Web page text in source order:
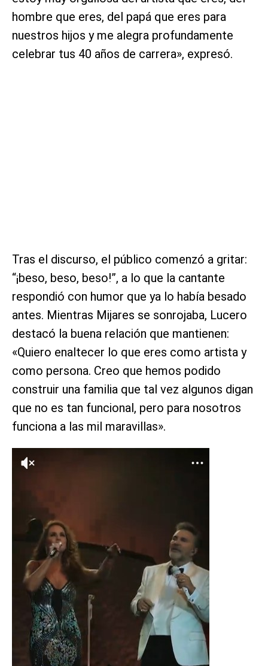
hombre que eres, del papá que eres para
nuestros hijos y me alegra profundamente
celebrar tus 40 años de carrera», expresó.
Tras el discurso, el público comenzó a gritar:
“¡beso, beso, beso!”, a lo que la cantante
respondió con humor que ya lo había besado
antes. Mientras Mijares se sonrojaba, Lucero
destacó la buena relación que mantienen:
«Quiero enaltecer lo que eres como artista y
como persona. Creo que hemos podido
construir una familia que tal vez algunos digan
que no es tan funcional, pero para nosotros
funciona a las mil maravillas».